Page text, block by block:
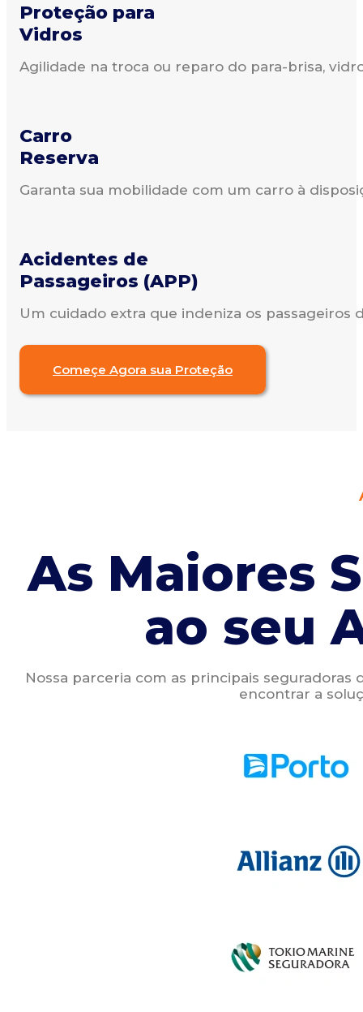
Proteção para
Vidros
Agilidade na troca ou reparo do para-brisa,
Carro
Reserva
Garanta sua mobilidade com um carro à
Acidentes de
Passageiros (APP)
Um cuidado extra que indeniza os
Começe Agora sua Proteção
As Maiores
ao seu
Nossa parceria com as principais
encontrar a